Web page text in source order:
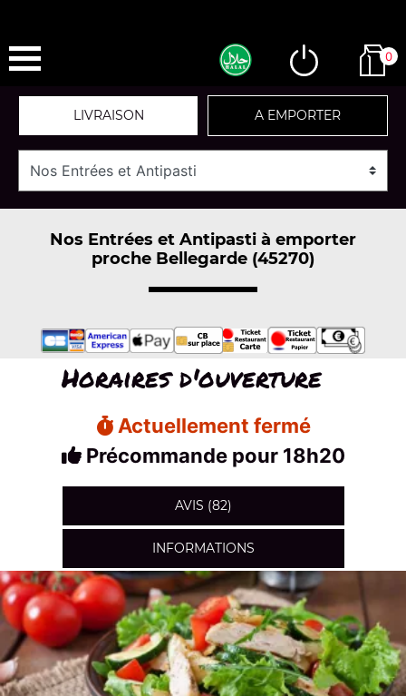
0
LIVRAISON A EMPORTER
Nos Entrées et Antipasti à emporter
proche Bellegarde (45270)
Horaires d'ouverture
Actuellement fermé
Précommande pour 18h20
AVIS (82)
INFORMATIONS